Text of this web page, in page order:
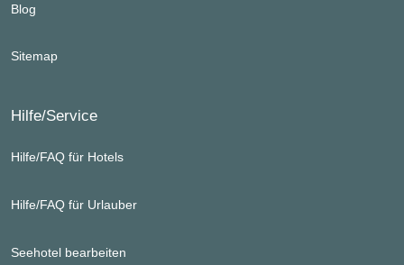
Blog
Sitemap
Hilfe/Service
Hilfe/FAQ für Hotels
Hilfe/FAQ für Urlauber
Seehotel bearbeiten